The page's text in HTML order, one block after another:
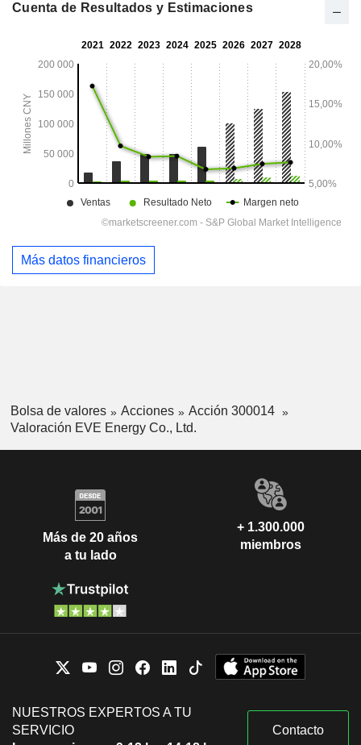
Cuenta de Resultados y Estimaciones
Más datos financieros
Bolsa de valores Acciones
Acción 300014
Valoración EVE Energy Co., Ltd.
Más de 20 años
a tu lado
+ 1.300.000
miembros
NUESTROS EXPERTOS A TU
SERVICIO
Contacto